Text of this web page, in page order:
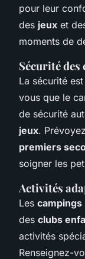
pour leur
des jeux et
moments de
Sécurité des
La sécurité
vous que le
de sécurité
jeux.
premiers
soigner les
Activités
Les
des clubs
activités
Renseignez-